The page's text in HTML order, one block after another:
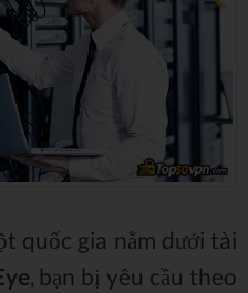
quốc gia nằm dưới tài
, bạn bị yêu cầu theo